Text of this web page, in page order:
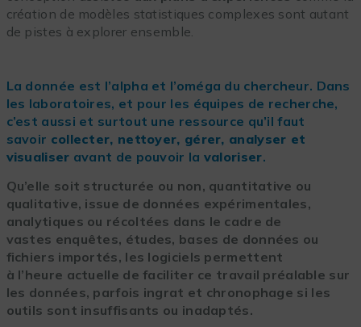
création de modèles statistiques complexes sont autant
de pistes à explorer ensemble.
La donnée est l’alpha et l’oméga du chercheur. Dans
les laboratoires, et pour les équipes de recherche,
c’est aussi et surtout une ressource qu’il faut
savoir collecter, nettoyer, gérer, analyser et
visualiser avant de pouvoir la valoriser.
Qu’elle soit structurée ou non, quantitative ou
qualitative, issue de données expérimentales,
analytiques ou récoltées dans le cadre de
vastes enquêtes, études, bases de données ou
fichiers importés, les logiciels permettent
à l’heure actuelle de faciliter ce travail préalable sur
les données, parfois ingrat et chronophage si les
outils sont insuffisants ou inadaptés.